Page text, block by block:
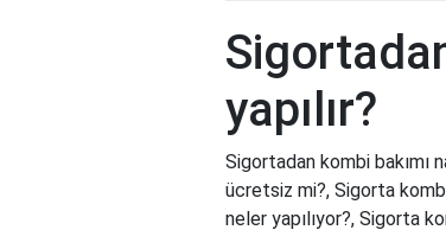
yapılır?
Sigortadan kombi bakımı
ücretsiz mi?, Sigorta
neler yapılıyor?, Sigorta